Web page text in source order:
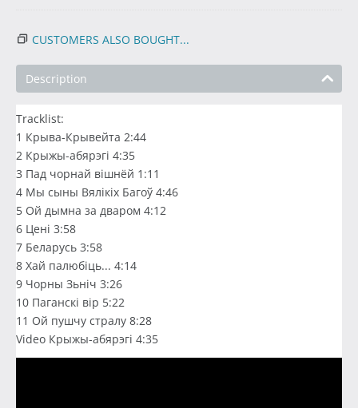
CUSTOMERS ALSO BOUGHT...
Description
Tracklist:
1 Крыва-Крывейта 2:44
2 Крыжы-абярэгі 4:35
3 Пад чорнай вішнёй 1:11
4 Мы сыны Вялікіх Багоў 4:46
5 Ой дымна за дваром 4:12
6 Цені 3:58
7 Беларусь 3:58
8 Хай палюбіць... 4:14
9 Чорны Зьніч 3:26
10 Паганскі вір 5:22
11 Ой пушчу стралу 8:28
Video Крыжы-абярэгі 4:35